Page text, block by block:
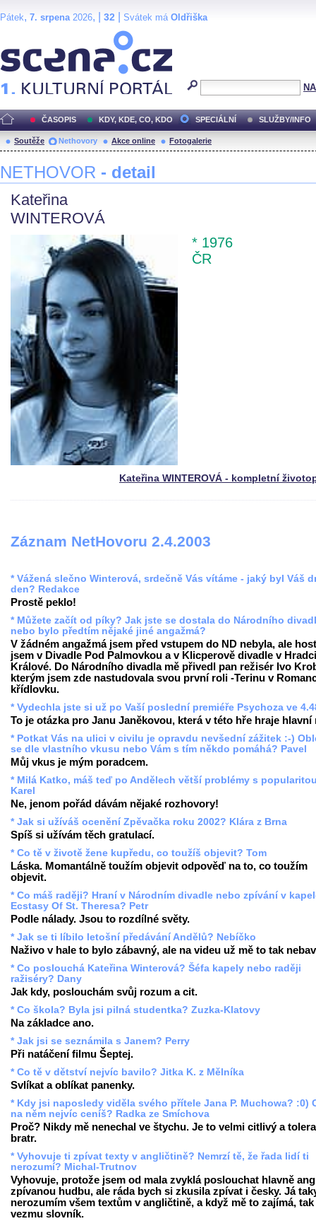
Pátek, 7. srpena2026, | 32 Svátek má Oldřiška
ČASOPIS KDY, KDE, CO, KDO SPECIÁLNÍ SLUŽBY/INFO
Soutěže Nethovory Akce online Fotogalerie
NETHOVOR - detail
Kateřina
WINTEROVÁ
* 1976
ČR
Kateřina WINTEROVÁ - kompletní
Záznam NetHovoru 2.4.2003
* Vážená slečno Winterová, srdečně Vás vítáme - jaký byl Váš
den? Redakce
Prostě peklo!
* Můžete začít od píky? Jak jste se dostala do Národního
nebo bylo předtím nějaké jiné angažmá?
V žádném angažmá jsem před vstupem do ND nebyla, ale
jsem v Divadle Pod Palmovkou a v Klicperově divadle v Hradci
Králové. Do Národního divadla mě přivedl pan režisér Ivo
kterým jsem zde nastudovala svou první roli -Terinu v
křídlovku.
* Vydechla jste si už po Vaší poslední premiéře Psychoza ve
To je otázka pro Janu Janěkovou, která v této hře hraje hlavní
* Potkat Vás na ulici v civilu je opravdu nevšední zážitek :-)
se dle vlastního vkusu nebo Vám s tím někdo pomáhá? Pavel
Můj vkus je mým poradcem.
* Milá Katko, máš teď po Andělech větší problémy s
Karel
Ne, jenom pořád dávám nějaké rozhovory!
* Jak si užíváš ocenění Zpěvačka roku 2002? Klára z Brna
Spíš si užívám těch gratulací.
* Co tě v životě žene kupředu, co toužíš objevit? Tom
Láska. Momantálně toužím objevit odpověď na to, co toužím
objevit.
* Co máš raději? Hraní v Národním divadle nebo zpívání v
Ecstasy Of St. Theresa? Petr
Podle nálady. Jsou to rozdílné světy.
* Jak se ti líbilo letošní předávání Andělů? Nebíčko
Naživo v hale to bylo zábavný, ale na videu už mě to tak
* Co poslouchá Kateřina Winterová? Šéfa kapely nebo raději
ražiséry? Dany
Jak kdy, poslouchám svůj rozum a cit.
* Co škola? Byla jsi pilná studentka? Zuzka-Klatovy
Na základce ano.
* Jak jsi se seznámila s Janem? Perry
Při natáčení filmu Šeptej.
* Co tě v dětství nejvíc bavilo? Jitka K. z Mělníka
Svlíkat a oblíkat panenky.
* Kdy jsi naposledy viděla svého přítele Jana P. Muchowa? :0)
na něm nejvíc ceníš? Radka ze Smíchova
Proč? Nikdy mě nenechal ve štychu. Je to velmi citlivý a
bratr.
* Vyhovuje ti zpívat texty v angličtině? Nemrzí tě, že řada lidí ti
nerozumí? Michal-Trutnov
Vyhovuje, protože jsem od mala zvyklá poslouchat hlavně
zpívanou hudbu, ale ráda bych si zkusila zpívat i česky. Já
nerozumím všem textům v angličtině, a když mě to zajímá, tak
vezmu slovník.